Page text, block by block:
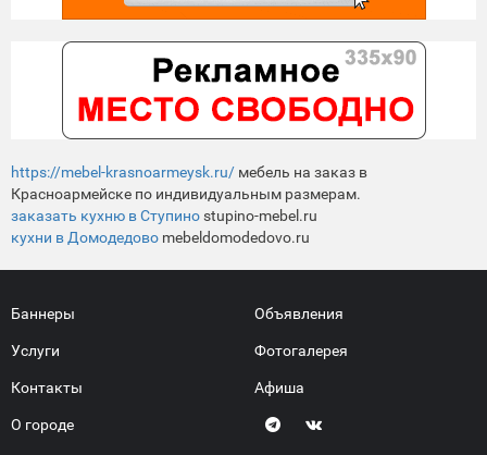
https://mebel-krasnoarmeysk.ru/ мебель на заказ в
Красноармейске по индивидуальным размерам.
заказать кухню в Ступиноstupino-mebel.ru
кухни в Домодедово mebeldomodedovo.ru
Баннеры
Услуги
Контакты
О городе
Объявления
Фотогалерея
Афиша